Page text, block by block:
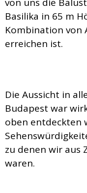
Basilika in 65 m
Kombination von
erreichen ist.
Die Aussicht in
Budapest war
oben entdeckten
zu denen wir aus
waren.